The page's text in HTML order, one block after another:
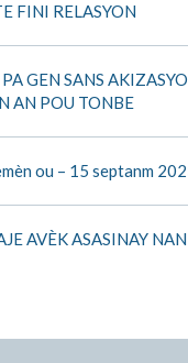
FINI RELASYON
GEN SANS
AN POU TONBE
ou – 15 septanm
AVÈK ASASINAY